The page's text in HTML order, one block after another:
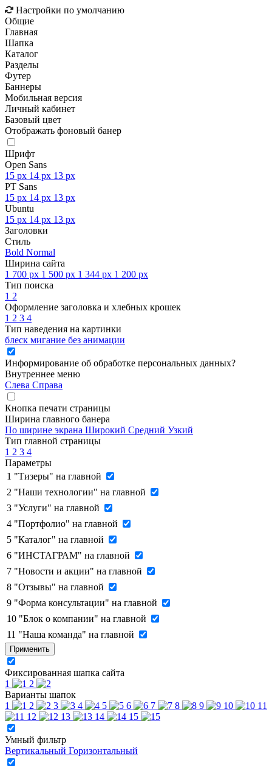
Настройки по умолчанию
Общие
Главная
Шапка
Каталог
Разделы
Футер
Баннеры
Мобильная версия
Личный кабинет
Базовый цвет
Отображать фоновый банер
Шрифт
Open Sans
15 px 14 px 13 px
PT Sans
15 px 14 px 13 px
Ubuntu
15 px 14 px 13 px
Заголовки
Стиль
Bold Normal
Ширина сайта
1 700 px 1 500 px 1 344 px 1 200 px
Тип поиска
1 2
Оформление заголовка и хлебных крошек
1 2 3 4
Тип наведения на картинки
блеск мигание без анимации
Информирование об обработке персональных данных?
Внутреннее меню
Слева Справа
Кнопка печати страницы
Ширина главного банера
По ширине экрана Широкий Средний Узкий
Тип главной страницы
1 2 3 4
Параметры
1 "Тизеры" на главной
2 "Наши технологии" на главной
3 "Услуги" на главной
4 "Портфолио" на главной
5 "Каталог" на главной
6 "ИНСТАГРАМ" на главной
7 "Новости и акции" на главной
8 "Отзывы" на главной
9 "Форма консультации" на главной
10 "Блок о компании" на главной
11 "Наша команда" на главной
Применить
Фиксированная шапка сайта
1
2
Варианты шапок
1
2 3 4 5 6 7 8 9 10
11
12
13 14 15
Умный фильтр
Вертикальный Горизонтальный